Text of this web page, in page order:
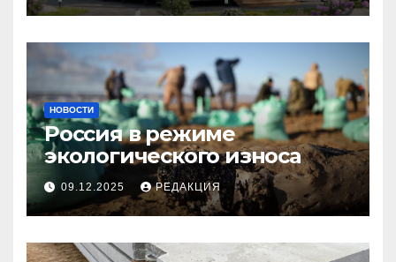
НОВОСТИ
Россия в режиме
экологического износа
09.12.2025 РЕДАКЦИЯ